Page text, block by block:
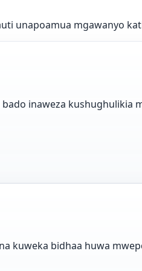
unapoamua mgawanyo
inaweza kushughulikia
kuweka bidhaa huwa